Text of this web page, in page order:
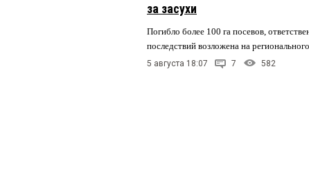
за засухи
Погибло более 100 га посевов,
последствий возложена на
5 августа 18:07 7 582